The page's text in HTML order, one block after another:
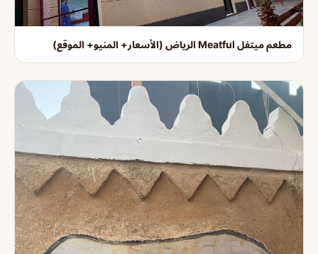
مطعم ميتفل Meatful الرياض (الأسعار+ المنيو+ الموقع)